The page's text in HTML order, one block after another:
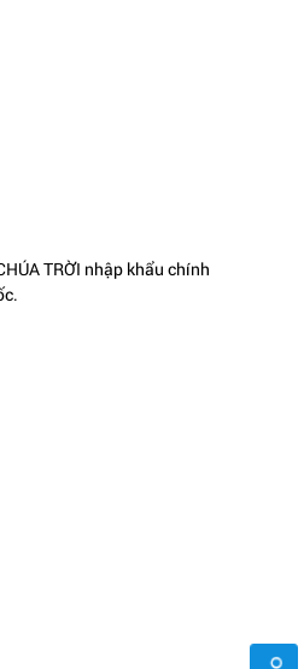
TRỜI nhập khẩu chính